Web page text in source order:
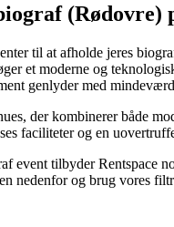
(Rødovre)
til at afholde jeres
et moderne og
genlyder med
der kombinerer både
faciliteter og en
event tilbyder Rentspace
nedenfor og brug vores